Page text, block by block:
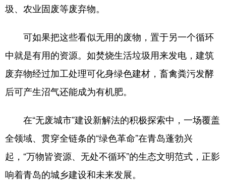
图片 中央文件
食品 人居 信息化 乡村振兴
溯源中国 城市 旅游 能源
会展 彩票 娱乐 时尚
亚太网 上市公司 投教基地
地方频道
圾、农业固废等废弃物。
可如果把这些看似无用的废物，置于另一个循环
中就是有用的资源。如焚烧生活垃圾用来发电，建筑
废弃物经过加工处理可化身绿色建材，畜禽粪污发酵
后可产生沼气还能成为有机肥。
在“无废城市”建设新解法的积极探索中，一场覆盖
全领域、贯穿全链条的“绿色革命”在青岛蓬勃兴
起，“万物皆资源、无处不循环”的生态文明范式，正影
响着青岛的城乡建设和未来发展。